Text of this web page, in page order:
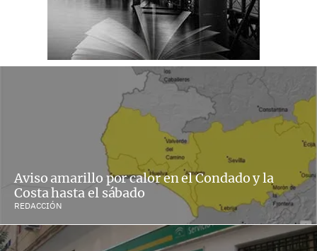
Aviso amarillo por calor en el Condado y la
Costa hasta el sábado
REDACCIÓN